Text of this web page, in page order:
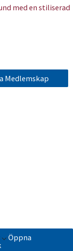
Medlemskap
Öppna